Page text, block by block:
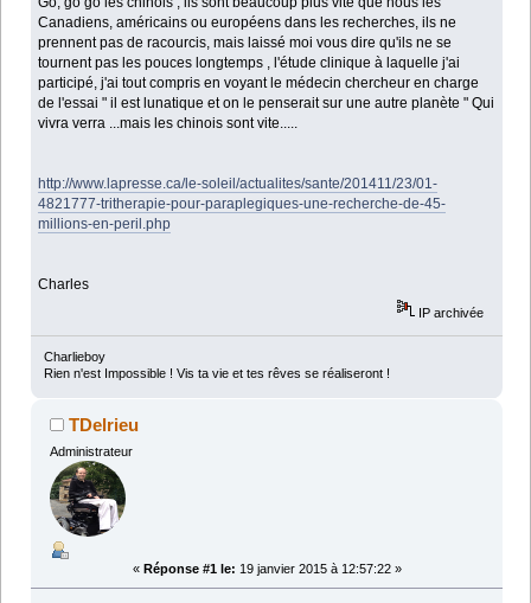
Canadiens, américains ou européens dans les recherches, ils ne
prennent pas de racourcis, mais laissé moi vous dire qu'ils ne se
tournent pas les pouces longtemps , l'étude clinique à laquelle j'ai
participé, j'ai tout compris en voyant le médecin chercheur en charge
de l'essai " il est lunatique et on le penserait sur une autre planète " Qui
vivra verra ...mais les chinois sont vite.....
http://www.lapresse.ca/le-soleil/actualites/sante/201411/23/01-
4821777-tritherapie-pour-paraplegiques-une-recherche-de-45-
millions-en-peril.php
Charles
IP archivée
Charlieboy
Rien n'est Impossible ! Vis ta vie et tes rêves se réaliseront !
TDelrieu
Administrateur
« Réponse #1 le: 19 janvier 2015 à 12:57:22 »